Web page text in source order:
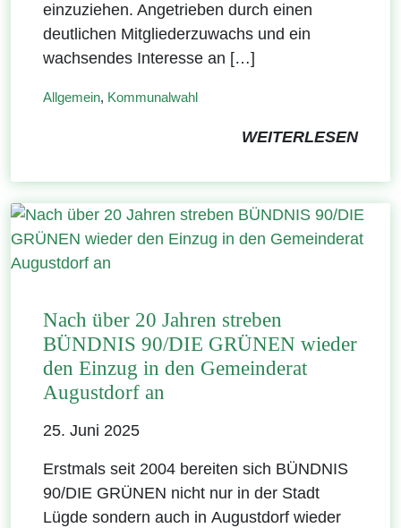
einzuziehen. Angetrieben durch einen
deutlichen Mitgliederzuwachs und ein
wachsendes Interesse an […]
Allgemein, Kommunalwahl
WEITERLESEN
Nach über 20 Jahren streben
BÜNDNIS 90/DIE GRÜNEN wieder
den Einzug in den Gemeinderat
Augustdorf an
25. Juni 2025
Erstmals seit 2004 bereiten sich BÜNDNIS
90/DIE GRÜNEN nicht nur in der Stadt
Lügde sondern auch in Augustdorf wieder